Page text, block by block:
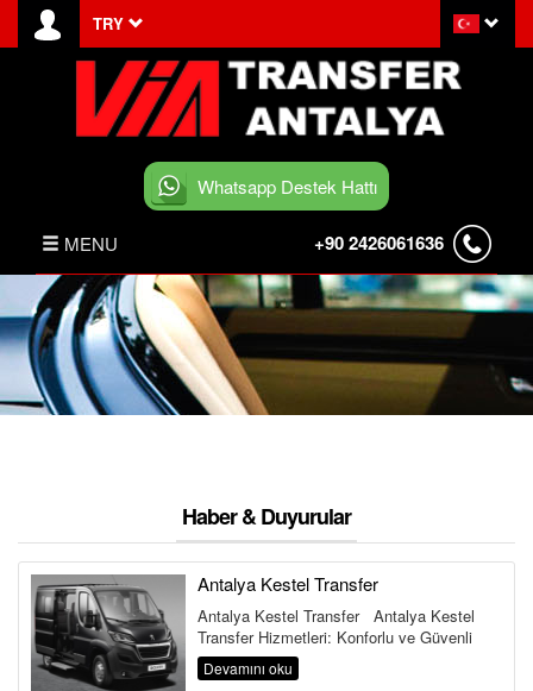
TRY
Whatsapp Destek Hattı
MENU +90 2426061636
ANASAYFA
HABERLER
BELEK TRANSFER
ÜYE GİRİŞİ / KAYIT
Haber & Duyurular
Antalya Kestel Transfer
Antalya Kestel Transfer Antalya Kestel
Transfer Hizmetleri: Konforlu ve Güvenli
Ulaşım Antalya’d...
Devamını oku